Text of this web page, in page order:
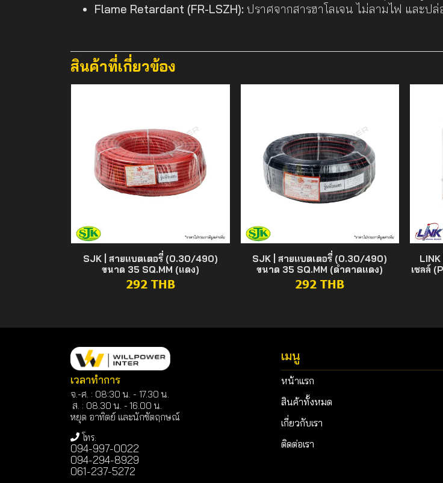
Flame Retardant (FR-LSZH): ปราศจากสารฮาโลเจน ไม่ลามไฟ และ
สินค้าที่เกี่ยวข้อง
SJK | สายแบตเตอรี่ (0.30/490)
ขนาด 35 SQ.MM (แดง)
292 THB
SJK | สายแบตเตอรี่ (0.30/490)
ขนาด 35 SQ.MM (ดำคาดแดง)
292 THB
เซลล์
เวลาทำการ
จ.-ศ. : 08:30 น. - 17.30 น.
ส. : 08.30 น. - 16.00 น.
หยุด อาทิตย์ และนักขัตฤกษณ์
โทร.
094-997-0022
094-294-8929
061-237-5272
เมนู
หน้าแรก
สินค้าทั้งหมด
เกี่ยวกับเรา
ติดต่อเรา